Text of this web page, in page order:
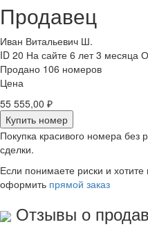
Продавец
Иван Витальевич Ш.
ID 20 На сайте 6 лет 3 месяца
Продано 106 номеров
Цена
55 555,00 ₽
Купить номер
Покупка красивого номера
сделки.
Если понимаете риски и
оформить прямой заказ
Отзывы о